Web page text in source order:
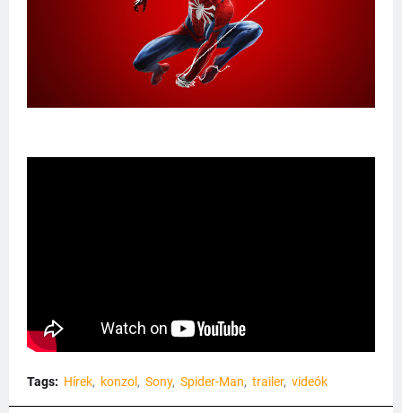
Tags: Hírek konzol Sony Spider-Man trailer videók